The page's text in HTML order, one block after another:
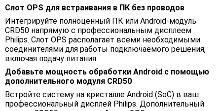
Слот OPS для встраивания в ПК без проводов
Интегрируйте полноценный ПК или Android-модуль
CRD50 напрямую с профессиональным дисплеем
Philips. Слот OPS располагает всеми необходимыми
соединителями для работы подключаемого решения,
включая подачу питания.
Добавьте мощность обработки Android с помощью
дополнительного модуля CRD50
Встройте систему на кристалле Android (SoC) в ваш
профессиональный дисплей Philips. Дополнительный